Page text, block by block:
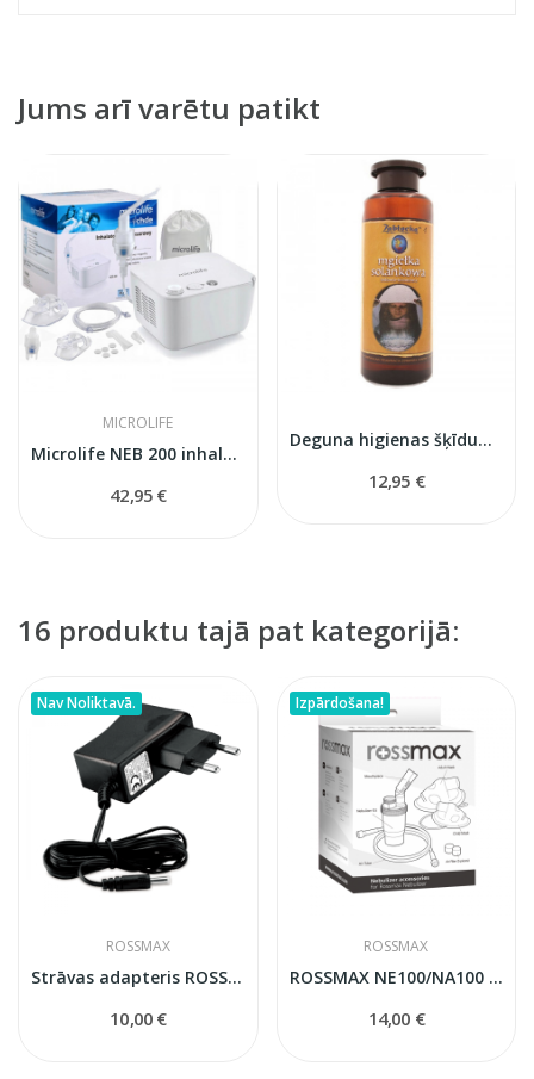
Jums arī varētu patikt
MICROLIFE
Microlife NEB 200 inhalators
42,95 €
Deguna higienas šķīdums 950 ml
12,95 €
16 produktu tajā pat kategorijā:
Nav Noliktavā.
ROSSMAX
Strāvas adapteris ROSSMAX NI60 inhalatoram
10,00 €
Izpārdošana!
ROSSMAX
ROSSMAX NE100/NA100 Inhalatora Komplekts
14,00 €